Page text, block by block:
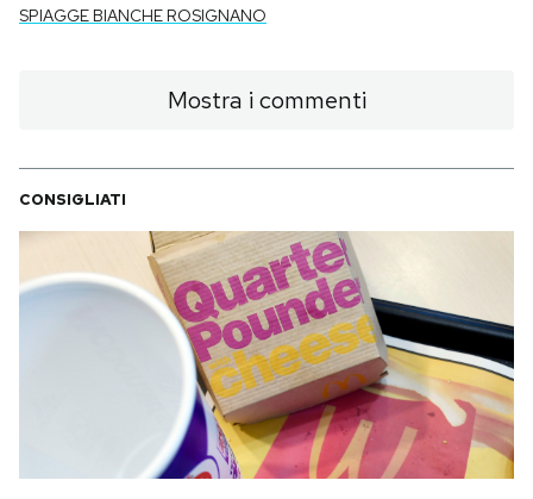
SPIAGGE BIANCHE ROSIGNANO
Mostra i commenti
CONSIGLIATI